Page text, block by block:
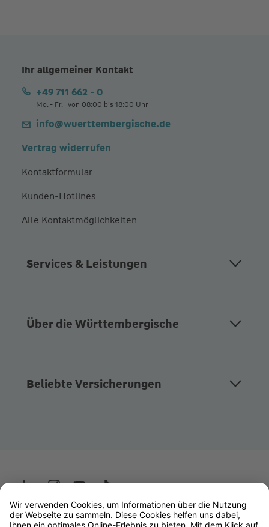
Ihr allgemeiner Kontakt
+49 711 662 - 0
Mo. - Fr. | von 08:00 bis 18:00 Uhr
info@wuerttembergische.de
Vertrag widerrufen
Kontaktformular
Kunden-Hotlines
Alle Kontaktmöglichkeiten
Services & Leistungen
Über die Württembergische
Beliebte Versicherungen
Wüstenrot